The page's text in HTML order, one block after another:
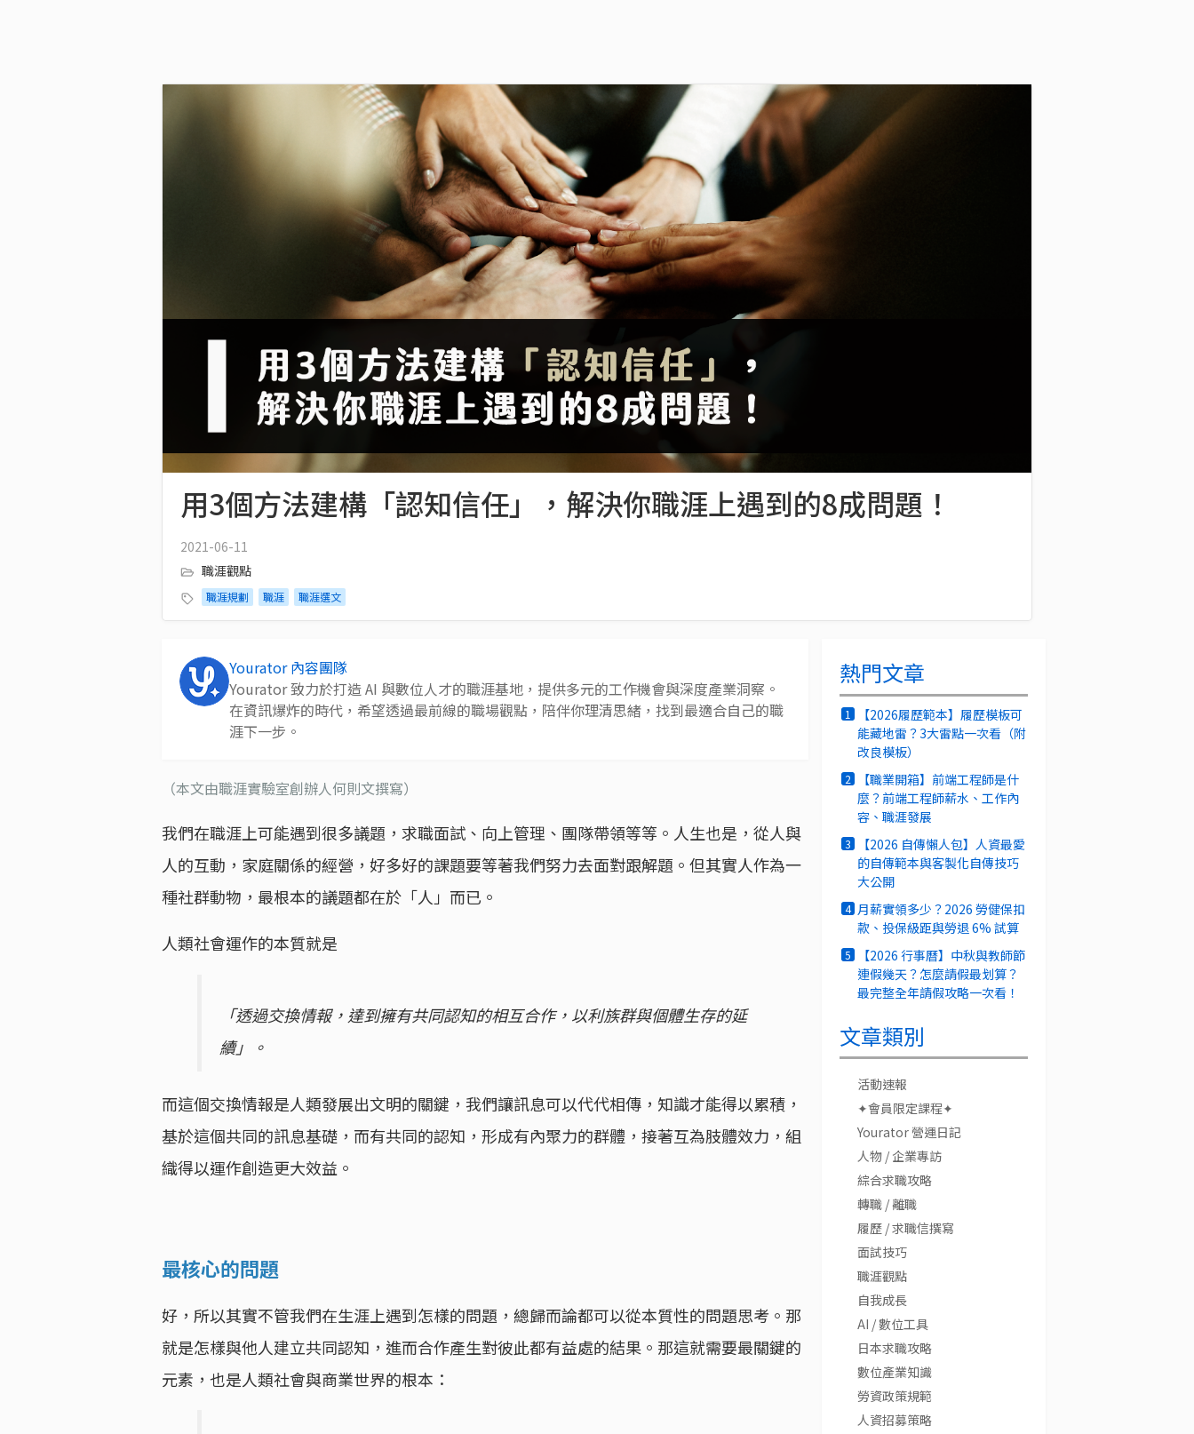
用3個方法建構「認知信任」，解決你職涯上遇到的8成問題！
2021-06-11
職涯觀點
職涯規劃 職涯 職涯選文
Yourator 內容團隊
Yourator 致力於打造 AI 與數位人才的職涯基地，提供多元的工作機會與深度產業洞察。
在資訊爆炸的時代，希望透過最前線的職場觀點，陪伴你理清思緒，找到最適合自己的職
涯下一步。
（本文由職涯實驗室創辦人何則文撰寫）
我們在職涯上可能遇到很多議題，求職面試、向上管理、團隊帶領等等。人生也是，從人與
人的互動，家庭關係的經營，好多好的課題要等著我們努力去面對跟解題。但其實人作為一
種社群動物，最根本的議題都在於「人」而已。
人類社會運作的本質就是
「透過交換情報，達到擁有共同認知的相互合作，以利族群與個體生存的延
續」。
而這個交換情報是人類發展出文明的關鍵，我們讓訊息可以代代相傳，知識才能得以累積，
基於這個共同的訊息基礎，而有共同的認知，形成有內聚力的群體，接著互為肢體效力，組
織得以運作創造更大效益。
最核心的問題
好，所以其實不管我們在生涯上遇到怎樣的問題，總歸而論都可以從本質性的問題思考。那
就是怎樣與他人建立共同認知，進而合作產生對彼此都有益處的結果。那這就需要最關鍵的
元素，也是人類社會與商業世界的根本：
熱門文章
1
【2026履歷範本】履歷模板可
能藏地雷？3大雷點一次看（附
改良模板）
2
【職業開箱】前端工程師是什
麼？前端工程師薪水、工作內
容、職涯發展
3
【2026 自傳懶人包】人資最愛
的自傳範本與客製化自傳技巧
大公開
4 月薪實領多少？2026 勞健保扣
款、投保級距與勞退 6% 試算
5
【2026 行事曆】中秋與教師節
連假幾天？怎麼請假最划算？
最完整全年請假攻略一次看！
文章類別
活動速報
✦會員限定課程✦
Yourator 營運日記
人物 / 企業專訪
綜合求職攻略
轉職 / 離職
履歷 / 求職信撰寫
面試技巧
職涯觀點
自我成長
AI / 數位工具
日本求職攻略
數位產業知識
勞資政策規範
人資招募策略